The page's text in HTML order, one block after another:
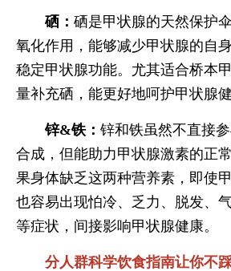
硒： 硒是甲状腺的天然保护
氧化作用，能够减少甲状腺的自
稳定甲状腺功能。尤其适合桥本
量补充硒，能更好地呵护甲状腺健
锌&铁： 锌和铁虽然不直接
合成，但能助力甲状腺激素的正
果身体缺乏这两种营养素，即使
也容易出现怕冷、乏力、脱发、
等症状，间接影响甲状腺健康。
分人群科学饮食指南让你不